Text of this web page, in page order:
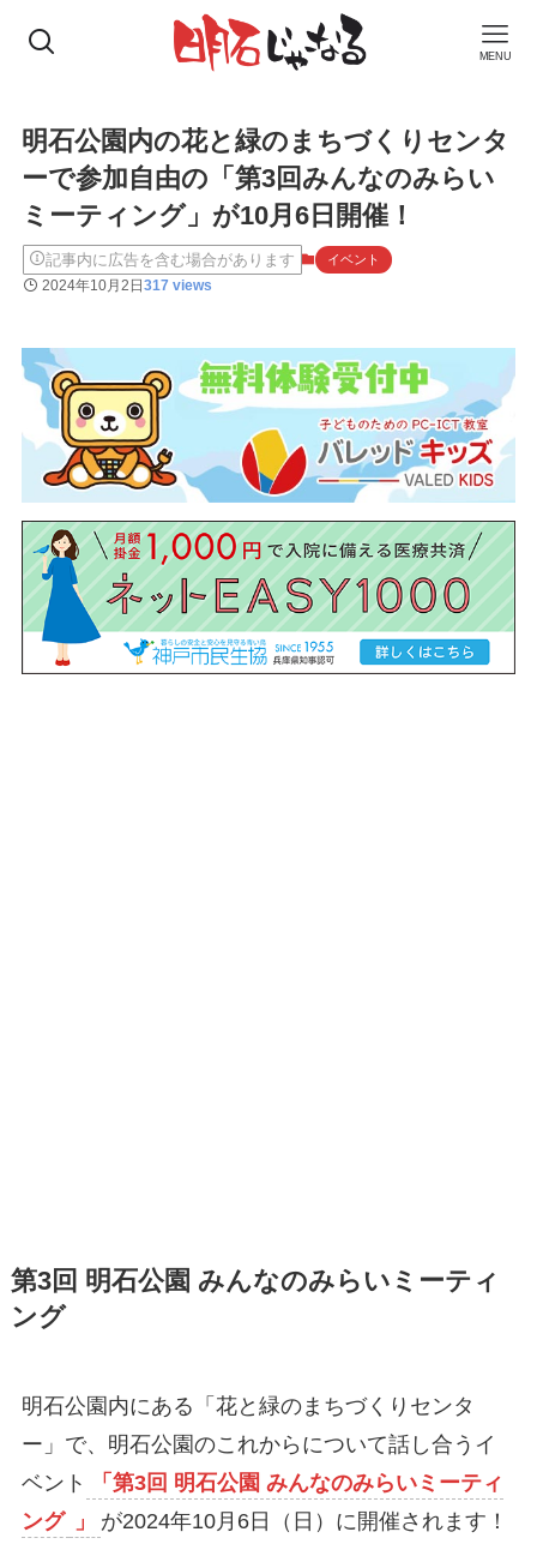
MENU
明石公園内の花と緑のまちづくりセンタ
ーで参加自由の「第3回みんなのみらい
ミーティング」が10月6日開催！
記事内に広告を含む場合があります イベント
2024年10月2日317 views
第3回 明石公園 みんなのみらいミーティ
ング
明石公園内にある「花と緑のまちづくりセンタ
ー」で、明石公園のこれからについて話し合うイ
ベント
「第3回 明石公園 みんなのみらいミーティ
ング
」 が2024年10月6日（日）に開催されます！